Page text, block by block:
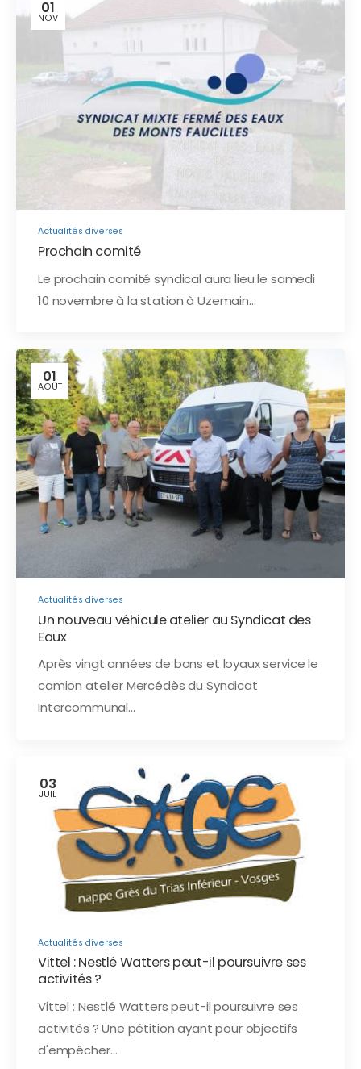
01
NOV
Actualités diverses
Prochain comité
Le prochain comité syndical aura lieu le samedi
10 novembre à la station à Uzemain…
01
AOÛT
Actualités diverses
Un nouveau véhicule atelier au Syndicat des
Eaux
Après vingt années de bons et loyaux service le
camion atelier Mercédès du Syndicat
Intercommunal…
03
JUIL
Actualités diverses
Vittel : Nestlé Watters peut-il poursuivre ses
activités ?
Vittel : Nestlé Watters peut-il poursuivre ses
activités ? Une pétition ayant pour objectifs
d'empêcher…